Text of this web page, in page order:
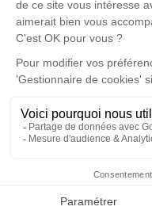
Faire-part
samedi 09
Crématorium
54 Route des